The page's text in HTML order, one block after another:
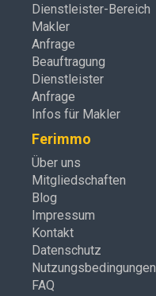
Dienstleister-Bereich
Makler
Anfrage
Beauftragung
Dienstleister
Anfrage
Infos für Makler
Ferimmo
Über uns
Mitgliedschaften
Blog
Impressum
Kontakt
Datenschutz
Nutzungsbedingungen
FAQ